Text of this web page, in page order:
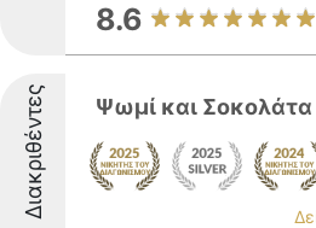
8.6
Διακριθέντες Ψωμί και